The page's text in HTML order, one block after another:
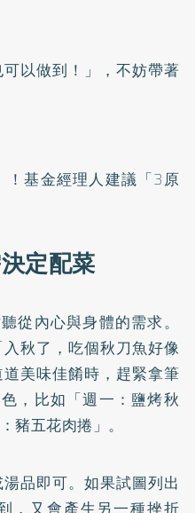
可以做到！」，不妨帶著
！基金經理人建議「3原
定配菜
從內心與身體的需求。
入秋了，吃個秋刀魚好像
美味佳餚時，趕緊拿筆
，比如「週一：鹽烤秋
豬五花肉捲」。
品即可。如果試圖列出